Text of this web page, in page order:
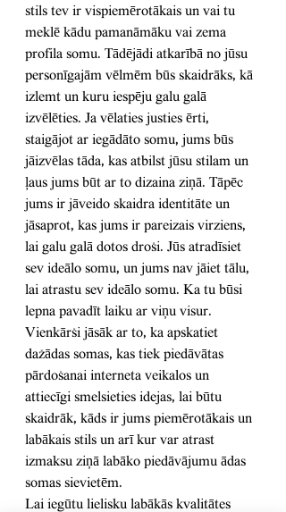
stils tev ir vispiemērotākais un vai tu
meklē kādu pamanāmāku vai zema
profila somu. Tādējādi atkarībā no jūsu
personīgajām vēlmēm būs skaidrāks, kā
izlemt un kuru iespēju galu galā
izvēlēties. Ja vēlaties justies ērti,
staigājot ar iegādāto somu, jums būs
jāizvēlas tāda, kas atbilst jūsu stilam un
ļaus jums būt ar to dizaina ziņā. Tāpēc
jums ir jāveido skaidra identitāte un
jāsaprot, kas jums ir pareizais virziens,
lai galu galā dotos droši. Jūs atradīsiet
sev ideālo somu, un jums nav jāiet tālu,
lai atrastu sev ideālo somu. Ka tu būsi
lepna pavadīt laiku ar viņu visur.
Vienkārši jāsāk ar to, ka apskatiet
dažādas somas, kas tiek piedāvātas
pārdošanai interneta veikalos un
attiecīgi smelsieties idejas, lai būtu
skaidrāk, kāds ir jums piemērotākais un
labākais stils un arī kur var atrast
izmaksu ziņā labāko piedāvājumu ādas
somas sievietēm.
Lai iegūtu lielisku labākās kvalitātes